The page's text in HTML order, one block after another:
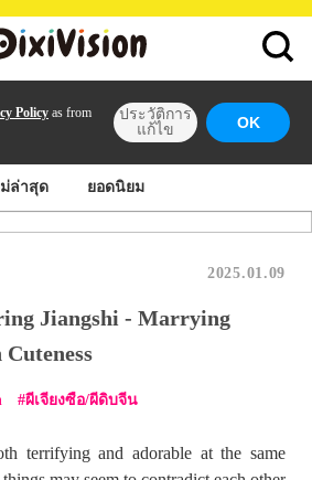
Policy as from
ประวัติการ
แก้ไข
OK
ล่าสุด ยอดนิยม
2025.01.09
Jiangshi - Marrying
ผีเจียงซือ/ผีดิบจีน
terrifying and adorable at the same